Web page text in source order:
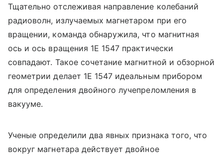
Тщательно отслеживая направление колебаний
радиоволн, излучаемых магнетаром при его
вращении, команда обнаружила, что магнитная
ось и ось вращения 1E 1547 практически
совпадают. Такое сочетание магнитной и обзорной
геометрии делает 1E 1547 идеальным прибором
для определения двойного лучепреломления в
вакууме.
Ученые определили два явных признака того, что
вокруг магнетара действует двойное